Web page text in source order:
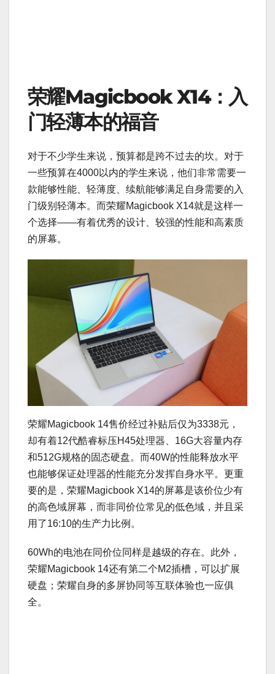
荣耀Magicbook X14：入
门轻薄本的福音
对于不少学生来说，预算都是跨不过去的坎。对于
一些预算在4000以内的学生来说，他们非常需要一
款能够性能、轻薄度、续航能够满足自身需要的入
门级别轻薄本。而荣耀Magicbook X14就是这样一
个选择——有着优秀的设计、较强的性能和高素质
的屏幕。
荣耀Magicbook 14售价经过补贴后仅为3338元，
却有着12代酷睿标压H45处理器、16G大容量内存
和512G规格的固态硬盘。而40W的性能释放水平
也能够保证处理器的性能充分发挥自身水平。更重
要的是，荣耀Magicbook X14的屏幕是该价位少有
的高色域屏幕，而非同价位常见的低色域，并且采
用了16:10的生产力比例。
60Wh的电池在同价位同样是越级的存在。此外，
荣耀Magicbook 14还有第二个M2插槽，可以扩展
硬盘；荣耀自身的多屏协同等互联体验也一应俱
全。